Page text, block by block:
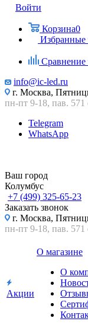
Войти
Корзина0
Избранные
Сравнение
info@ic-led.ru
г. Москва,
пн-пт 9-18, пав. 571
Telegram
WhatsApp
Ваш город
Колумбус
+7 (499) 325-65-23
Заказать звонок
г. Москва,
пн-пт 9-18, пав. 571
Акции
О магазине
О